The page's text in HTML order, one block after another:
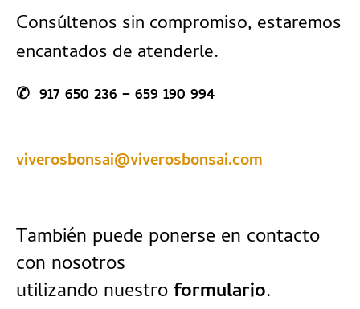
Consúltenos sin compromiso, estaremos
encantados de atenderle.
✆ 917 650 236 – 659 190 994
viverosbonsai@viverosbonsai.com
También puede ponerse en contacto
con nosotros
utilizando nuestroformulario.